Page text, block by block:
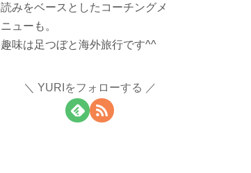
読みをベースとしたコーチングメ
ニューも。
趣味は足つぼと海外旅行です^^
YURIをフォローする